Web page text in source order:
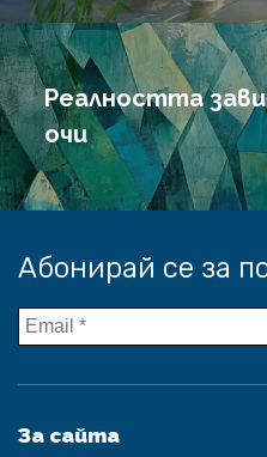
Реалността
очи
Абонирай се за
За сайта